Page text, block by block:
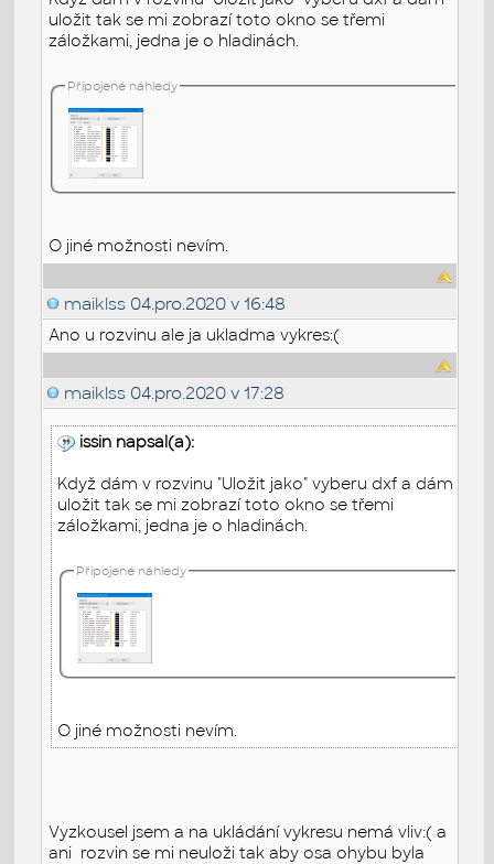
uložit tak se mi zobrazí toto okno se třemi
záložkami, jedna je o hladinách.
Připojené náhledy
O jiné možnosti nevím.
maiklss 04.pro.2020 v 16:48
Ano u rozvinu ale ja ukladma vykres:(
maiklss 04.pro.2020 v 17:28
issin napsal(a):
Když dám v rozvinu "Uložit jako" vyberu dxf a dám
uložit tak se mi zobrazí toto okno se třemi
záložkami, jedna je o hladinách.
Připojené náhledy
O jiné možnosti nevím.
Vyzkousel jsem a na ukládání vykresu nemá vliv:( a
ani rozvin se mi neuloži tak aby osa ohybu byla